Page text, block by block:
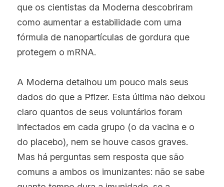
que os cientistas da Moderna descobriram
como aumentar a estabilidade com uma
fórmula de nanopartículas de gordura que
protegem o mRNA.
A Moderna detalhou um pouco mais seus
dados do que a Pfizer. Esta última não deixou
claro quantos de seus voluntários foram
infectados em cada grupo (o da vacina e o
do placebo), nem se houve casos graves.
Mas há perguntas sem resposta que são
comuns a ambos os imunizantes: não se sabe